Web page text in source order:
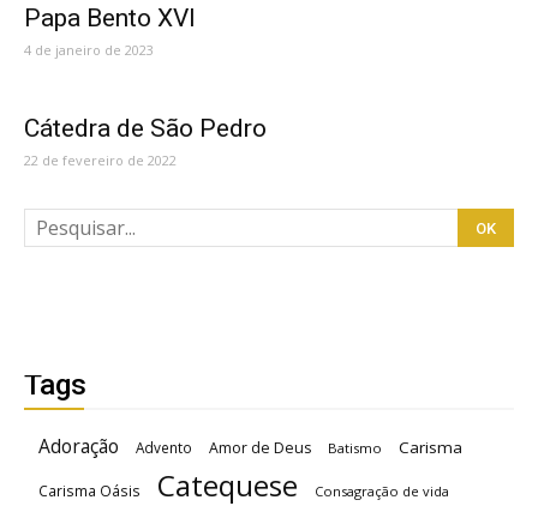
Papa Bento XVI
4 de janeiro de 2023
Cátedra de São Pedro
22 de fevereiro de 2022
Tags
Adoração Advento Amor de Deus Batismo Carisma
Carisma Oásis Catequese Consagração de vida